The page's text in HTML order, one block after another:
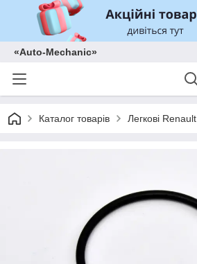
«Auto-Mechanic»
Каталог товарів Легкові Renault